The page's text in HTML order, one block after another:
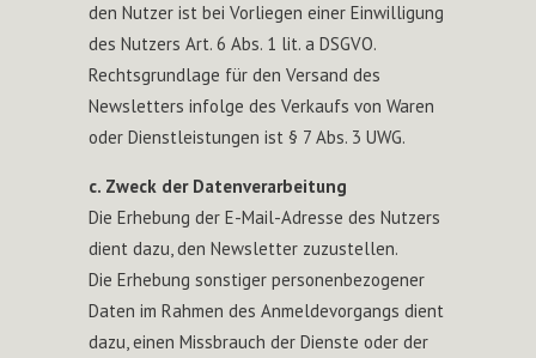
den Nutzer ist bei Vorliegen einer Einwilligung
des Nutzers Art. 6 Abs. 1 lit. a DSGVO.
Rechtsgrundlage für den Versand des
Newsletters infolge des Verkaufs von Waren
oder Dienstleistungen ist § 7 Abs. 3 UWG.
c. Zweck der Datenverarbeitung
Die Erhebung der E-Mail-Adresse des Nutzers
dient dazu, den Newsletter zuzustellen.
Die Erhebung sonstiger personenbezogener
Daten im Rahmen des Anmeldevorgangs dient
dazu, einen Missbrauch der Dienste oder der